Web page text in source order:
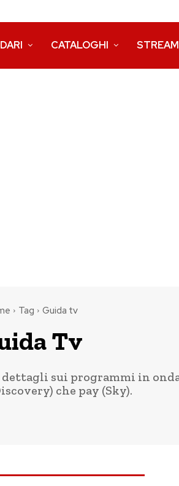
CATALOGHI
Tag Guida tv
Tv
sui programmi in
che pay (Sky).